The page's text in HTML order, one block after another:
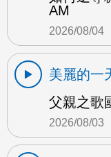
AM
2026/08/04
美麗的一
父親之歌
2026/08/03